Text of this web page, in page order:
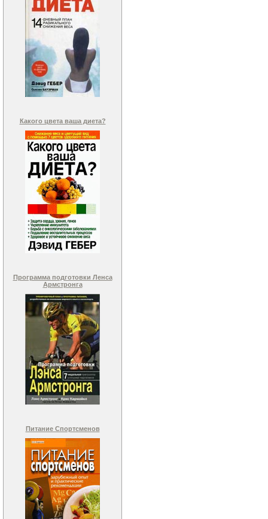
Какого цвета ваша диета?
Программа подготовки Ленса
Армстронга
Питание Спортсменов